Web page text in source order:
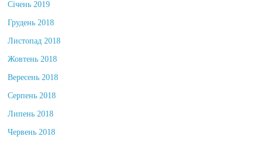
Січень 2019
Грудень 2018
Листопад 2018
Жовтень 2018
Вересень 2018
Серпень 2018
Липень 2018
Червень 2018